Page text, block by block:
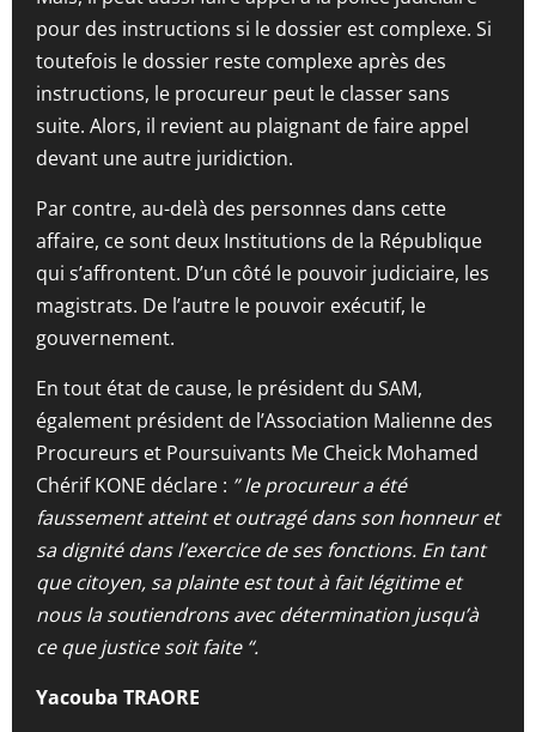
pour des instructions si le dossier est complexe. Si
toutefois le dossier reste complexe après des
instructions, le procureur peut le classer sans
suite. Alors, il revient au plaignant de faire appel
devant une autre juridiction.
Par contre, au-delà des personnes dans cette
affaire, ce sont deux Institutions de la République
qui s’affrontent. D’un côté le pouvoir judiciaire, les
magistrats. De l’autre le pouvoir exécutif, le
gouvernement.
En tout état de cause, le président du SAM,
également président de l’Association Malienne des
Procureurs et Poursuivants Me Cheick Mohamed
Chérif KONE déclare : ” le procureur a été
faussement atteint et outragé dans son honneur et
sa dignité dans l’exercice de ses fonctions. En tant
que citoyen, sa plainte est tout à fait légitime et
nous la soutiendrons avec détermination jusqu’à
ce que justice soit faite “.
Yacouba TRAORE